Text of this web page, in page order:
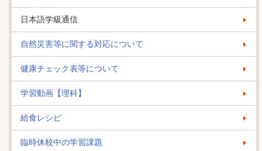
日本語学級通信
自然災害等に関する対応について
健康チェック表等について
学習動画【理科】
給食レシピ
臨時休校中の学習課題